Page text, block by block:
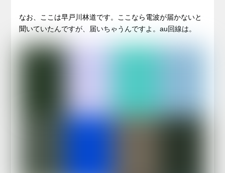
なお、ここは早戸川林道です。ここなら電波が届かないと
聞いていたんですが、届いちゃうんですよ。au回線は。